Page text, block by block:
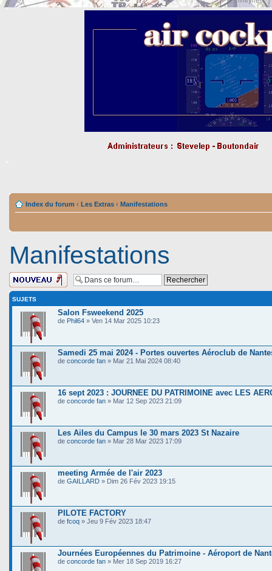
Index du forum ‹ Les Extras ‹ Manifestations
Manifestations
Ecrire un nouveau
sujet
SUJETS
Salon Fsweekend 2025
de Phil64 » Ven 14 Mar 2025 10:23
Samedi 25 mai 2024 - Portes ouvertes Aéroclub de
de concorde fan » Mar 21 Mai 2024 08:40
16 sept 2023 : JOURNEE DU PATRIMOINE avec LES
de concorde fan » Mar 12 Sep 2023 21:09
Les Ailes du Campus le 30 mars 2023 St Nazaire
de concorde fan » Mar 28 Mar 2023 17:09
meeting Armée de l'air 2023
de GAILLARD » Dim 26 Fév 2023 19:15
PILOTE FACTORY
de fcoq » Jeu 9 Fév 2023 18:47
Journées Européennes du Patrimoine - Aéroport de
de concorde fan » Mer 18 Sep 2019 16:27